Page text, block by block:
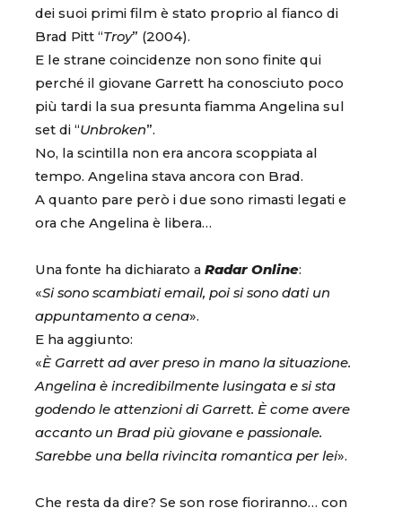
dei suoi primi film è stato proprio al fianco di
Brad Pitt “Troy” (2004).
E le strane coincidenze non sono finite qui
perché il giovane Garrett ha conosciuto poco
più tardi la sua presunta fiamma Angelina sul
set di “Unbroken”.
No, la scintilla non era ancora scoppiata al
tempo. Angelina stava ancora con Brad.
A quanto pare però i due sono rimasti legati e
ora che Angelina è libera…
Una fonte ha dichiarato a Radar Online:
«Si sono scambiati email, poi si sono dati un
appuntamento a cena».
E ha aggiunto:
«È Garrett ad aver preso in mano la situazione.
Angelina è incredibilmente lusingata e si sta
godendo le attenzioni di Garrett. È come avere
accanto un Brad più giovane e passionale.
Sarebbe una bella rivincita romantica per lei».
Che resta da dire? Se son rose fioriranno… con